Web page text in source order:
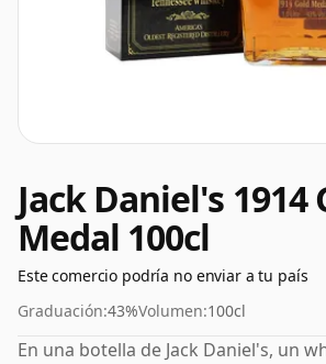
Jack Daniel's 1914
Medal 100cl
Este comercio podría no enviar a tu país
Graduación:43%Volumen:100cl
En una botella de Jack Daniel's, un